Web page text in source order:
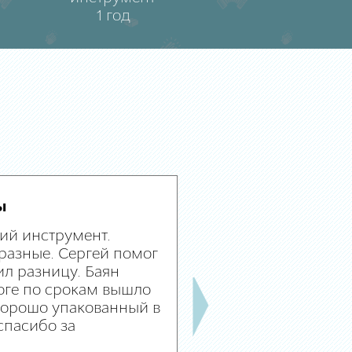
1 год
инструмент.
Сергей помог
разницу. Баян
по срокам вышло
упакованный в
за